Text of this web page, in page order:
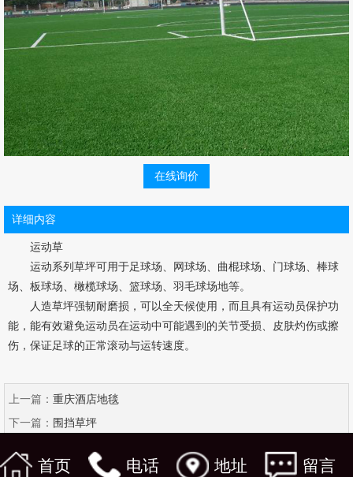
在线询价
详细内容
运动草
运动系列草坪可用于足球场、网球场、曲棍球场、门球场、棒球
场、板球场、橄榄球场、篮球场、羽毛球场地等。
人造草坪强韧耐磨损，可以全天候使用，而且具有运动员保护功
能，能有效避免运动员在运动中可能遇到的关节受损、皮肤灼伤或擦
伤，保证足球的正常滚动与运转速度。
上一篇： 重庆酒店地毯
下一篇： 围挡草坪
首页 电话 地址 留言